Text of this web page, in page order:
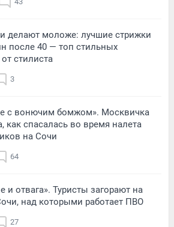
делают моложе: лучшие стрижки
после 40 — топ стильных
стилиста
3
с вонючим бомжом». Москвичка
как спасалась во время налета
на Сочи
64
и отвага». Туристы загорают на
над которыми работает ПВО
27